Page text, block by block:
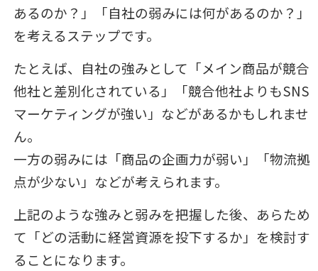
あるのか？」「自社の弱みには何があるのか？」
を考えるステップです。
たとえば、自社の強みとして「メイン商品が競合
他社と差別化されている」「競合他社よりもSNS
マーケティングが強い」などがあるかもしれませ
ん。
一方の弱みには「商品の企画力が弱い」「物流拠
点が少ない」などが考えられます。
上記のような強みと弱みを把握した後、あらため
て「どの活動に経営資源を投下するか」を検討す
ることになります。